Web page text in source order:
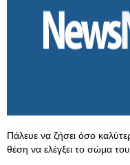
Πάλευε να ζήσει όσο
θέση να ελέγξει το σώμα του.